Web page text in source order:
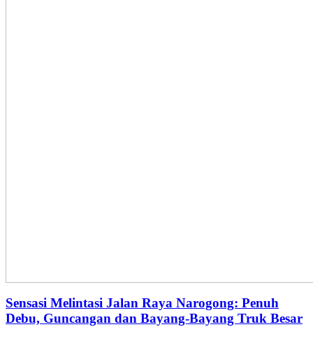
Sensasi Melintasi Jalan Raya Narogong: Penuh
Debu, Guncangan dan Bayang-Bayang Truk Besar